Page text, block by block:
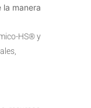
la manera
HS® y